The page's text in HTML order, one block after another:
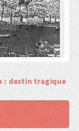
: destin tragique